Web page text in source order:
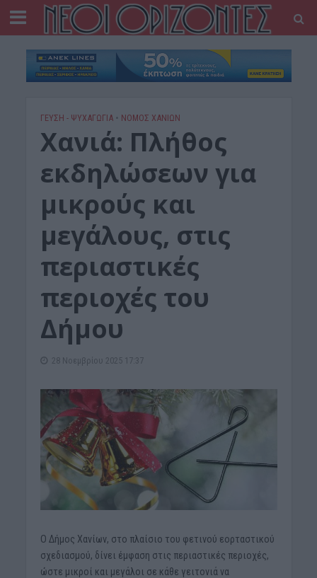
ΓΕΎΣΗ - ΨΥΧΑΓΩΓΊΑ • ΝΟΜΌΣ ΧΑΝΊΩΝ
Χανιά: Πλήθος
εκδηλώσεων για
μικρούς και
μεγάλους, στις
περιαστικές
περιοχές του
Δήμου
28 Νοεμβρίου 2025 17:37
Ο Δήμος Χανίων, στο πλαίσιο του φετινού εορταστικού
σχεδιασμού, δίνει έμφαση στις περιαστικές περιοχές,
ώστε μικροί και μεγάλοι σε κάθε γειτονιά να